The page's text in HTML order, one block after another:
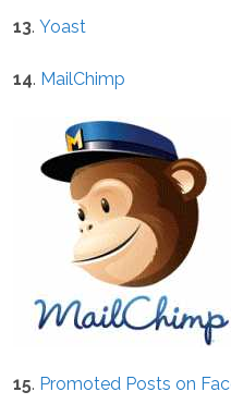
13. Yoast
14. MailChimp
15. Promoted Posts on